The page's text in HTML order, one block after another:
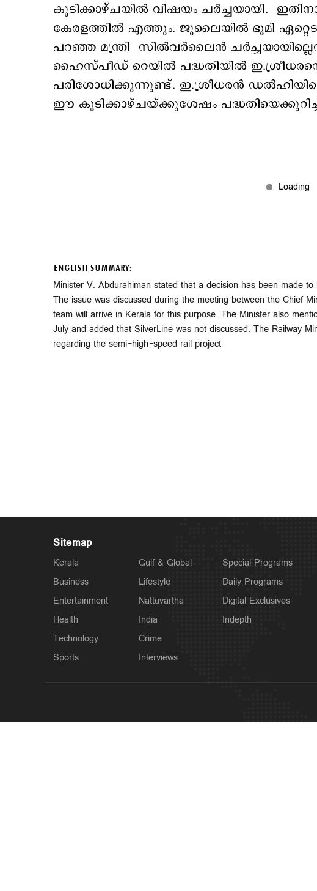
കൂടിക്കാഴ്ചയില്‍ വിഷയം ചര്‍ച്ചയായി.
കേരളത്തില്‍ എത്തും. ജൂലൈയില്‍ ഭൂമി
പറഞ്ഞ മന്ത്രി സില്‍വര്‍ലൈന്‍
ഹൈസ്പീഡ് റെയില്‍ പദ്ധതിയില്‍
പരിശോധിക്കുന്നുണ്ട്. ഇ.ശ്രീധരന്‍
ഈ കൂടിക്കാഴ്ചയ്ക്കുശേഷം
ENGLISH SUMMARY:
Minister V. Abdurahiman stated that a decision has been made
The issue was discussed during the meeting between the Chief
team will arrive in Kerala for this purpose. The Minister also
July and added that SilverLine was not discussed. The Railway
regarding the semi-high-speed rail project
Sitemap
Kerala
Business
Entertainment
Health
Technology
Sports
Gulf & Global
Lifestyle
Nattuvartha
India
Crime
Interviews
Special Programs
Daily Programs
Digital Exclusives
Indepth